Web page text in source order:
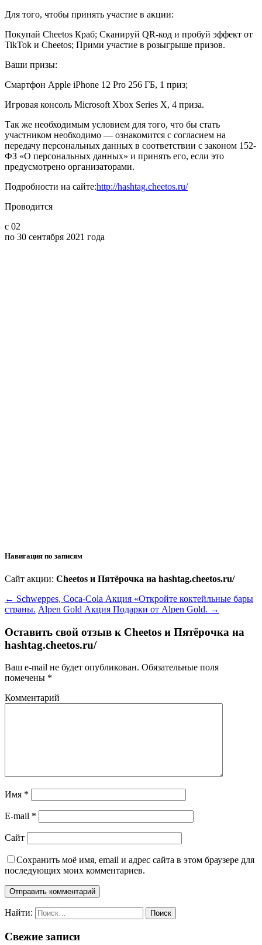
Для того, чтобы принять участие в акции:
Покупай Cheetos Краб; Сканируй QR-код и пробуй эффект от
TikTok и Cheetos; Прими участие в розыгрыше призов.
Ваши призы:
Смартфон Apple iPhone 12 Pro 256 ГБ, 1 приз;
Игровая консоль Microsoft Xbox Series X, 4 приза.
Так же необходимым условием для того, что бы стать
участником необходимо — ознакомится с согласием на
передачу персональных данных в соответствии с законом 152-
ФЗ «О персональных данных» и принять его, если это
предусмотрено организаторами.
Подробности на сайте:http://hashtag.cheetos.ru/
Проводится
с 02
по 30 сентября 2021 года
Навигация по записям
Сайт акции: Cheetos и Пятёрочка на hashtag.cheetos.ru/
← Schweppes, Coca-Cola Акция «Откройте коктейльные бары
страны. Alpen Gold Акция Подарки от Alpen Gold. →
Оставить свой отзыв к Cheetos и Пятёрочка на
hashtag.cheetos.ru/
Ваш e-mail не будет опубликован. Обязательные поля
помечены *
Комментарий
Имя *
E-mail *
Сайт
Сохранить моё имя, email и адрес сайта в этом браузере для
последующих моих комментариев.
Найти:
Свежие записи